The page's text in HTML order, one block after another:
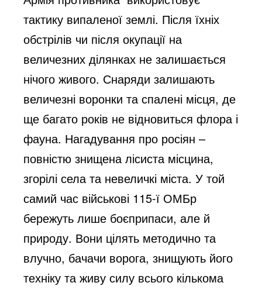
тактику випаленої землі. Після їхніх
обстрілів чи після окупації на
величезних ділянках не залишається
нічого живого. Снаряди залишають
величезні воронки та спалені місця, де
ще багато років не відновиться флора і
фауна. Нагадування про росіян –
повністю знищена лісиста місцина,
згорілі села та невеличкі міста. У той
самий час військові 115-ї ОМБр
бережуть лише боєприпаси, але й
природу. Вони цілять методично та
влучно, бачачи ворога, знищують його
техніку та живу силу всього кількома